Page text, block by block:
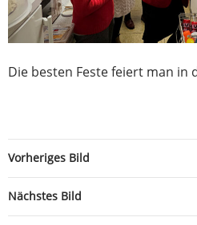
Die besten Feste feiert man in
Vorheriges Bild
Nächstes Bild